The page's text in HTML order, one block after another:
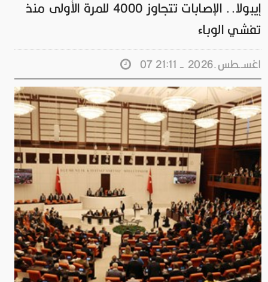
إيبولا.. الإصابات تتجاوز 4000 للمرة الأولى منذ
تفشي الوباء
07 اغســطس.2026 - 21:11